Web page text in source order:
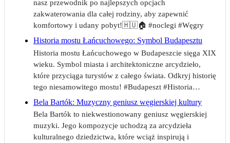
nasz przewodnik po najlepszych opcjach
zakwaterowania dla całej rodziny, aby zapewnić
komfortowy i udany pobyt!🇭🇺🏠 #noclegi #Węgry
Historia mostu Łańcuchowego: Symbol Budapesztu
Historia mostu Łańcuchowego w Budapeszcie sięga XIX
wieku. Symbol miasta i architektoniczne arcydzieło,
które przyciąga turystów z całego świata. Odkryj historię
tego niesamowitego mostu! #Budapeszt #Historia…
Bela Bartók: Muzyczny geniusz węgierskiej kultury
Bela Bartók to niekwestionowany geniusz węgierskiej
muzyki. Jego kompozycje uchodzą za arcydzieła
kulturalnego dziedzictwa, które wciąż inspirują i